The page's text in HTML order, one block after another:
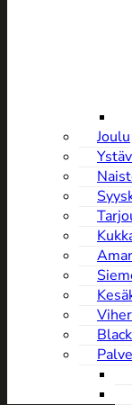
Joulu